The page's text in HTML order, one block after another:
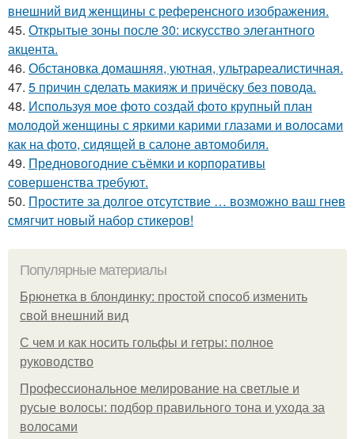
внешний вид женщины с референсного изображения.
45. Открытые зоны после 30: искусство элегантного
акцента.
46. Обстановка домашняя, уютная, ультрареалистичная.
47. 5 причин сделать макияж и причёску без повода.
48. Используя мое фото создай фото крупный план
молодой женщины с яркими карими глазами и волосами
как на фото, сидящей в салоне автомобиля.
49. Предновогодние съёмки и корпоративы
совершенства требуют.
50. Простите за долгое отсутствие … возможно ваш гнев
смягчит новый набор стикеров!
Популярные материалы
Брюнетка в блондинку: простой способ изменить
свой внешний вид
С чем и как носить гольфы и гетры: полное
руководство
Профессиональное мелирование на светлые и
русые волосы: подбор правильного тона и ухода за
волосами